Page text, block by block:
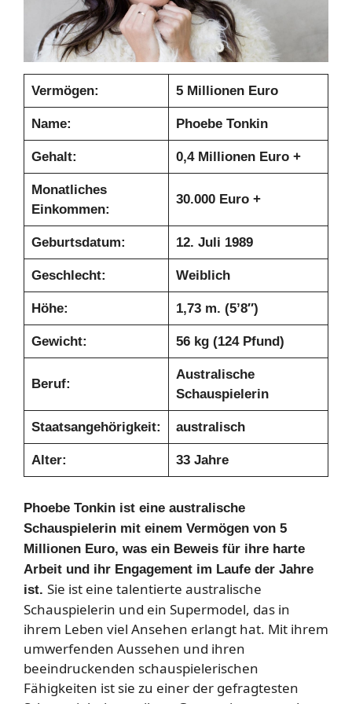
Vermögen: 5 Millionen Euro
Name: Phoebe Tonkin
Gehalt: 0,4 Millionen Euro +
Monatliches
Einkommen:
30.000 Euro +
Geburtsdatum: 12. Juli 1989
Geschlecht: Weiblich
Höhe: 1,73 m. (5’8″)
Gewicht: 56 kg (124 Pfund)
Beruf:
Australische
Schauspielerin
Staatsangehörigkeit: australisch
Alter: 33 Jahre
Phoebe Tonkin ist eine australische
Schauspielerin mit einem Vermögen von 5
Millionen Euro, was ein Beweis für ihre harte
Arbeit und ihr Engagement im Laufe der Jahre
ist. Sie ist eine talentierte australische
Schauspielerin und ein Supermodel, das in
ihrem Leben viel Ansehen erlangt hat. Mit ihrem
umwerfenden Aussehen und ihren
beeindruckenden schauspielerischen
Fähigkeiten ist sie zu einer der gefragtesten